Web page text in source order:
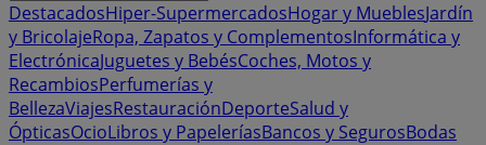
DestacadosHiper-SupermercadosHogar y MueblesJardín
y BricolajeRopa, Zapatos y ComplementosInformática y
ElectrónicaJuguetes y BebésCoches, Motos y
RecambiosPerfumerías y
BellezaViajesRestauraciónDeporteSalud y
ÓpticasOcioLibros y PapeleríasBancos y SegurosBodas